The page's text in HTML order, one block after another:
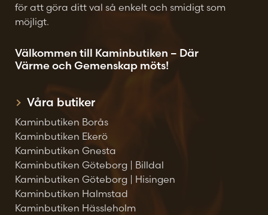
för att göra ditt val så enkelt och smidigt som
möjligt.
Välkommen till Kaminbutiken – Där
Värme och Gemenskap möts!
Våra butiker
Kaminbutiken Borås
Kaminbutiken Ekerö
Kaminbutiken Gnesta
Kaminbutiken Göteborg | Billdal
Kaminbutiken Göteborg | Hisingen
Kaminbutiken Halmstad
Kaminbutiken Hässleholm